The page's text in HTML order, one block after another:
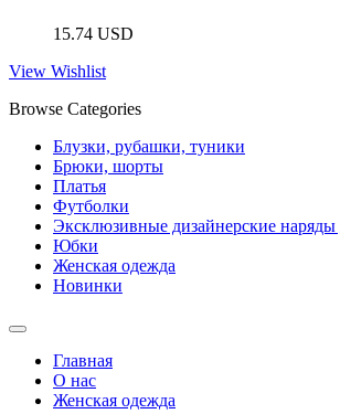
15.74 USD
View Wishlist
Browse Categories
Блузки, рубашки, туники
Брюки, шорты
Платья
Футболки
Эксклюзивные дизайнерские
Юбки
Женская одежда
Новинки
Главная
О нас
Женская одежда